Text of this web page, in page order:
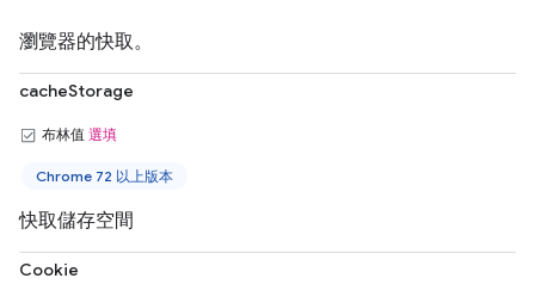
瀏覽器的快取。
cacheStorage
布林值 選填
Chrome 72 以上版本
快取儲存空間
Cookie